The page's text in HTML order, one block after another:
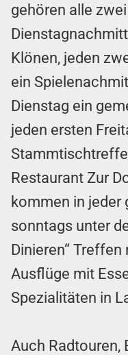
gehören alle
Klönen, jeden
ein
Dienstag ein
jeden ersten
Restaurant Zur
kommen in jeder
sonntags unter
Dinieren“
Ausflüge mit
Spezialitäten in
Auch Radtouren,